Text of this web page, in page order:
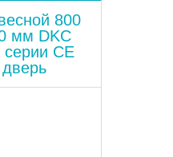
800
мм DKC
серии CE